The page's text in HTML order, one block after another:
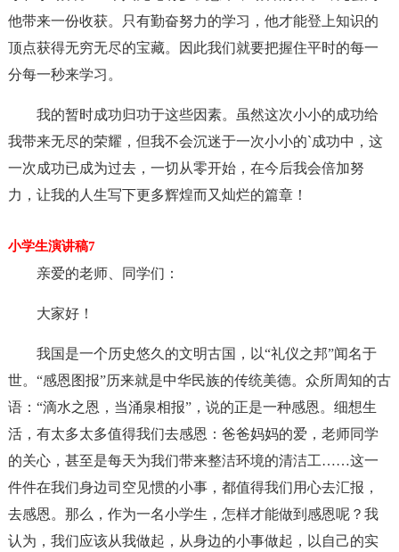
他带来一份收获。只有勤奋努力的学习，他才能登上知识的
顶点获得无穷无尽的宝藏。因此我们就要把握住平时的每一
分每一秒来学习。
我的暂时成功归功于这些因素。虽然这次小小的成功给
我带来无尽的荣耀，但我不会沉迷于一次小小的`成功中，这
一次成功已成为过去，一切从零开始，在今后我会倍加努
力，让我的人生写下更多辉煌而又灿烂的篇章！
小学生演讲稿7
亲爱的老师、同学们：
大家好！
我国是一个历史悠久的文明古国，以“礼仪之邦”闻名于
世。“感恩图报”历来就是中华民族的传统美德。众所周知的古
语：“滴水之恩，当涌泉相报”，说的正是一种感恩。细想生
活，有太多太多值得我们去感恩：爸爸妈妈的爱，老师同学
的关心，甚至是每天为我们带来整洁环境的清洁工……这一
件件在我们身边司空见惯的小事，都值得我们用心去汇报，
去感恩。那么，作为一名小学生，怎样才能做到感恩呢？我
认为，我们应该从我做起，从身边的小事做起，以自己的实